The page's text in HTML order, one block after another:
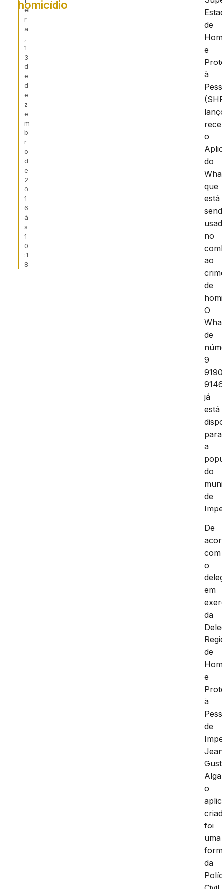
ei
r
a
,
1
3
d
e
d
e
z
e
m
b
r
o
d
e
2
0
1
6
à
s
1
0
:1
8
homicídio
de
e
à
o
do
que
está
no
ao
de
O
de
9
já
está
para
a
do
de
De
com
o
em
da
de
e
à
de
o
foi
uma
da